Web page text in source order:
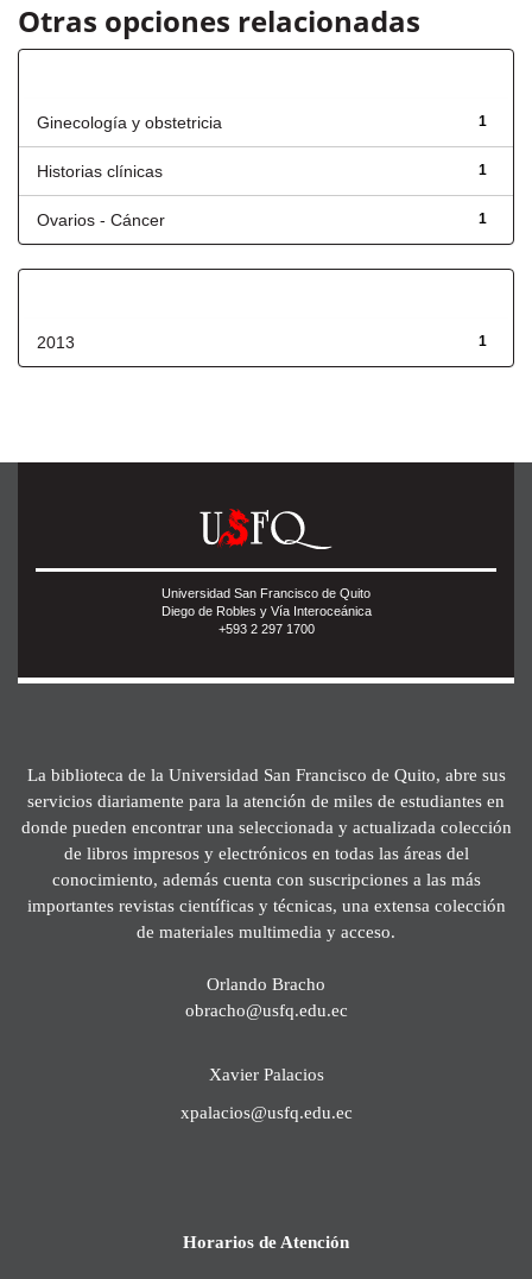
Otras opciones relacionadas
1
Ginecología y obstetricia
1
Historias clínicas
1
Ovarios - Cáncer
1
2013
Universidad San Francisco de Quito
Diego de Robles y Vía Interoceánica
+593 2 297 1700
La biblioteca de la Universidad San Francisco de Quito, abre sus
servicios diariamente para la atención de miles de estudiantes en
donde pueden encontrar una seleccionada y actualizada colección
de libros impresos y electrónicos en todas las áreas del
conocimiento, además cuenta con suscripciones a las más
importantes revistas científicas y técnicas, una extensa colección
de materiales multimedia y acceso.
Orlando Bracho
obracho@usfq.edu.ec
Xavier Palacios
xpalacios@usfq.edu.ec
Horarios de Atención